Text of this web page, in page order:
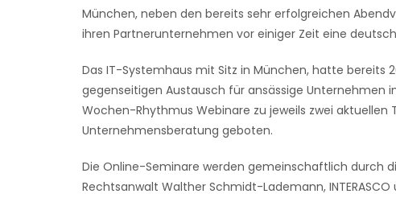
München, neben den bereits sehr erfolgreichen
ihren Partnerunternehmen vor einiger Zeit eine
Das IT-Systemhaus mit Sitz in München, hatte bereits
gegenseitigen Austausch für ansässige Unternehmen
Wochen-Rhythmus Webinare zu jeweils zwei
Unternehmensberatung geboten.
Die Online-Seminare werden gemeinschaftlich durch
Rechtsanwalt Walther Schmidt-Lademann,